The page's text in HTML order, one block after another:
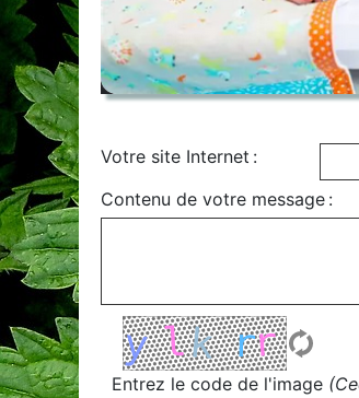
Votre site Internet :
Contenu de votre message :
Entrez le code de l'image